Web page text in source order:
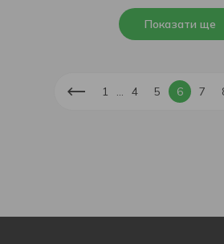
Показати ще
1 4 5 6 7